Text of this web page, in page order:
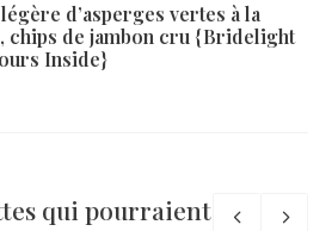
d’asperges vertes à la
chips de jambon cru {Bridelight
Inside}
qui pourraient